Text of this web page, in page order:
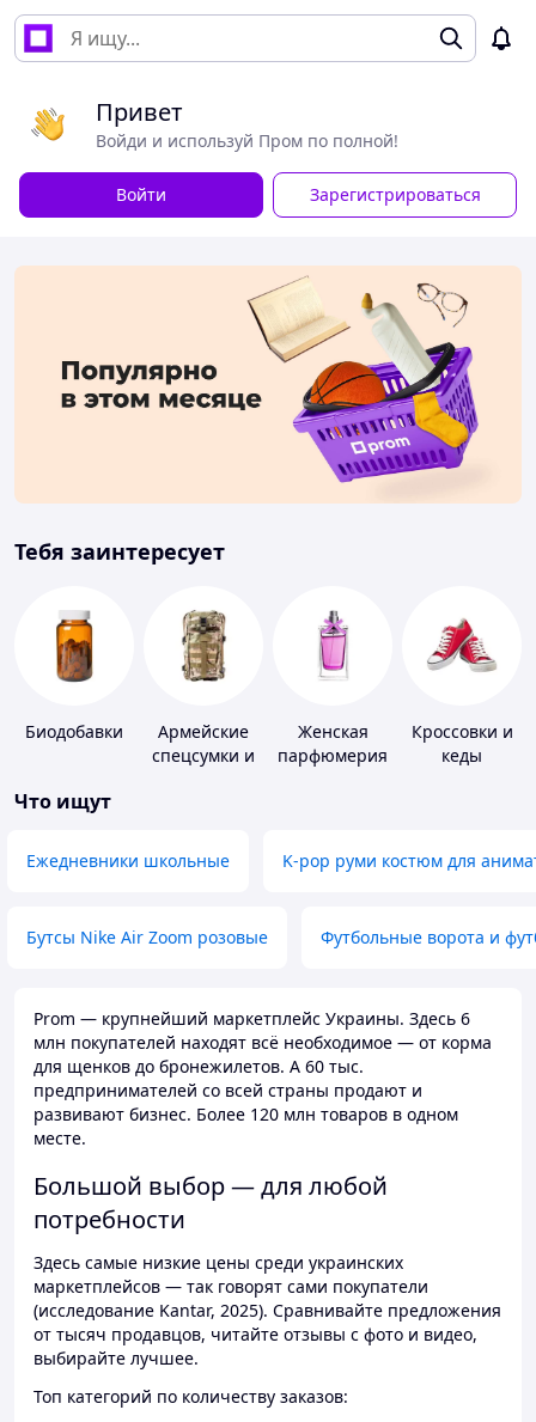
Привет
Войди и используй Пром по полной!
Войти Зарегистрироваться
Тебя заинтересует
Биодобавки
Армейские
спецсумки и
Женская
парфюмерия
Кроссовки и
кеды
Что ищут
Ежедневники школьные K-pop руми костюм для
Бутсы Nike Air Zoom розовые Футбольные ворота и
Prom — крупнейший маркетплейс Украины. Здесь 6
млн покупателей находят всё необходимое — от корма
для щенков до бронежилетов. А 60 тыс.
предпринимателей со всей страны продают и
развивают бизнес. Более 120 млн товаров в одном
месте.
Большой выбор — для любой
потребности
Здесь самые низкие цены среди украинских
маркетплейсов — так говорят сами покупатели
(исследование Kantar, 2025). Сравнивайте предложения
от тысяч продавцов, читайте отзывы с фото и видео,
выбирайте лучшее.
Топ категорий по количеству заказов: